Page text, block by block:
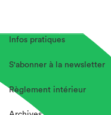
Infos pratiques
S'abonner à la newsletter
Règlement intérieur